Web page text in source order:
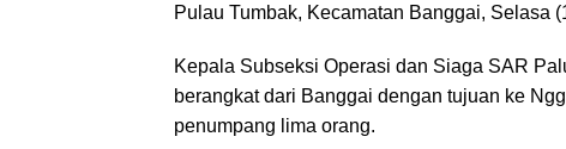
Pulau Tumbak, Kecamatan Banggai, Selasa
Kepala Subseksi Operasi dan Siaga SAR
berangkat dari Banggai dengan tujuan ke
penumpang lima orang.